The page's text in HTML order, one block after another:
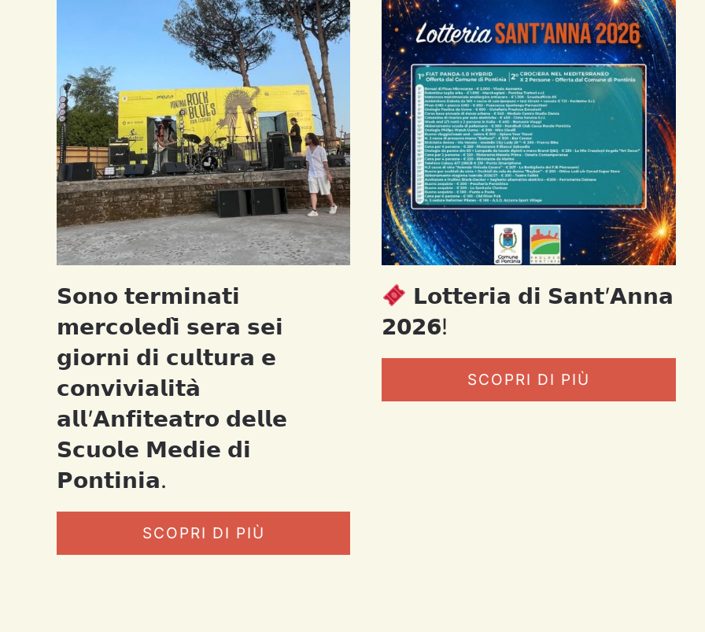
𝗦𝗼𝗻𝗼 𝘁𝗲𝗿𝗺𝗶𝗻𝗮𝘁𝗶
𝗺𝗲𝗿𝗰𝗼𝗹𝗲𝗱𝗶̀ 𝘀𝗲𝗿𝗮 𝘀𝗲𝗶
𝗴𝗶𝗼𝗿𝗻𝗶 𝗱𝗶 𝗰𝘂𝗹𝘁𝘂𝗿𝗮 𝗲
𝗰𝗼𝗻𝘃𝗶𝘃𝗶𝗮𝗹𝗶𝘁𝗮̀
𝗮𝗹𝗹’𝗔𝗻𝗳𝗶𝘁𝗲𝗮𝘁𝗿𝗼 𝗱𝗲𝗹𝗹𝗲
𝗦𝗰𝘂𝗼𝗹𝗲 𝗠𝗲𝗱𝗶𝗲 𝗱𝗶
𝗣𝗼𝗻𝘁𝗶𝗻𝗶𝗮.
SCOPRI DI PIÙ
𝗟𝗼𝘁𝘁𝗲𝗿𝗶𝗮 𝗱𝗶 𝗦𝗮𝗻𝘁’𝗔𝗻𝗻𝗮
𝟮𝟬𝟮𝟲!
SCOPRI DI PIÙ